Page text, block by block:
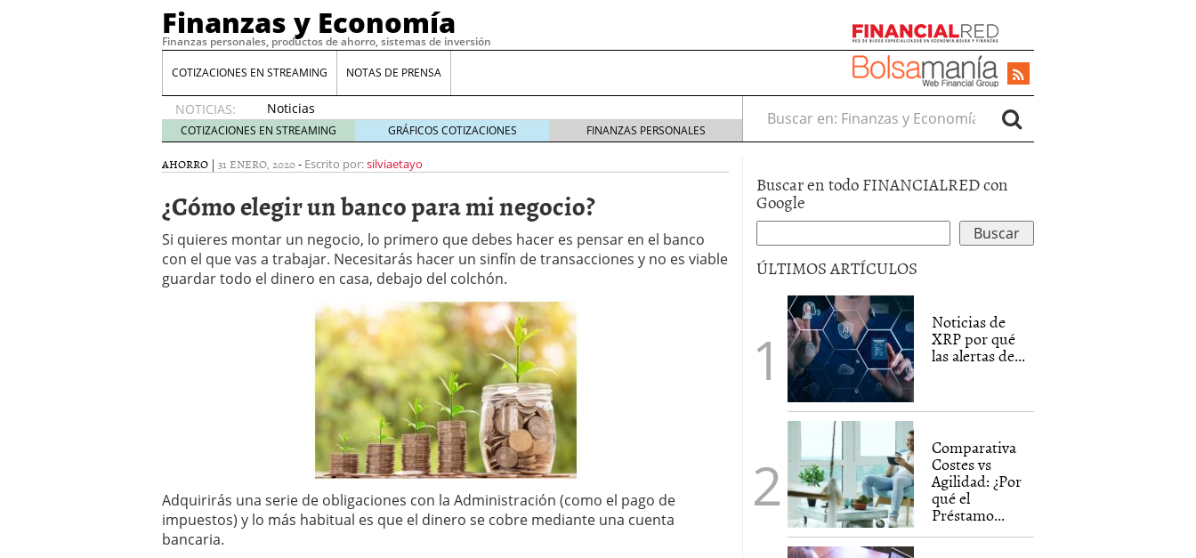
Finanzas y Economía
Finanzas personales, productos de ahorro, sistemas de inversión
COTIZACIONES EN STREAMING NOTAS DE PRENSA
NOTICIAS:
Noticias
de XRP
por qué
las
whales
suelen
llegar
tarde 16
de abril
Comparativa Costes vs Agilidad: ¿Por qué el Préstamo Promotor privado
acelera la rentabilidad?
12 de diciembre de 2025
Meses sin intereses: Cómo aprovechar esta opción para gestionar tus
24 de noviembre de 2025
Planificar tu herencia también es una decisión financiera: cómo anticiparte
a los costes 21 de noviembre de 2025
¿Cuánto cuesta un software punto de venta? 3 de octubre de 2025
COTIZACIONES EN STREAMING GRÁFICOS COTIZACIONES FINANZAS PERSONALES
Buscar en:
AHORRO | 31 ENERO, 2020- Escrito por:silviaetayo
¿Cómo elegir un banco para mi negocio?
Si quieres montar un negocio, lo primero que debes hacer es pensar en el banco
con el que vas a trabajar. Necesitarás hacer un sinfín de transacciones y no es viable
guardar todo el dinero en casa, debajo del colchón.
Adquirirás una serie de obligaciones con la Administración (como el pago de
impuestos) y lo más habitual es que el dinero se cobre mediante una cuenta
bancaria.
Buscar en todo FINANCIALRED con
Google
ÚLTIMOS ARTÍCULOS
Noticias de
XRP por qué
las alertas de...
Comparativa
Costes vs
Agilidad: ¿Por
qué el
Préstamo...